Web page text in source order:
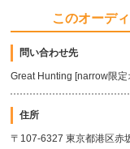
このオーデ
問い合わせ先
Great Hunting [narrow限
住所
〒107-6327 東京都港区赤